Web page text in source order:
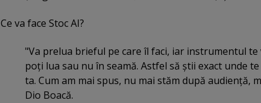
Ce va face Stoc AI?
"Va prelua brieful pe care îl faci, iar instrumentul
poţi lua sau nu în seamă. Astfel să ştii exact unde
ta. Cum am mai spus, nu mai stăm după audienţă,
Dio Boacă.